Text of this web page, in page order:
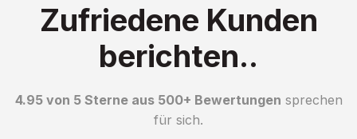
Zufriedene Kunden
berichten..
4.95 von 5 Sterne aus 500+ Bewertungen sprechen
für sich.